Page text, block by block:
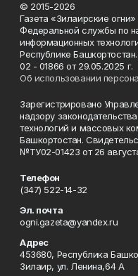
© 2015-2026
Газета «Зилаирские
Федеральной службы по
информационных
Республике
02 - 01866 от 29.05.2025 г.
Об использовании
Зарегистрировано
надзору
технологий и массовых
Башкортостан.
№ТУ02-01423 от 26
Телефон
(347) 522-14-32
Эл. почта
ogni.gazeta@yandex.ru
Адрес
453680, Республика
Зилаир, ул. Ленина,64 А